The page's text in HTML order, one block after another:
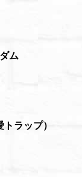
ム
ラップ）